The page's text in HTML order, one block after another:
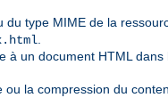
type MIME de la
à un document HTML dans
la compression du